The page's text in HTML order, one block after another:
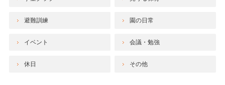
避難訓練 園の日常
イベント 会議・勉強
休日 その他